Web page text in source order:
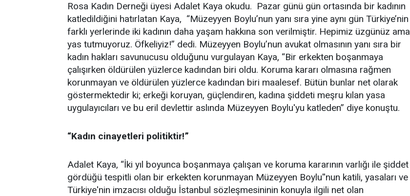
Rosa Kadın Derneği üyesi Adalet Kaya okudu. Pazar günü gün ortasında bir kadının
katledildiğini hatırlatan Kaya, “Müzeyyen Boylu’nun yanı sıra yine aynı gün Türkiye’nin
farklı yerlerinde iki kadının daha yaşam hakkına son verilmiştir. Hepimiz üzgünüz ama
yas tutmuyoruz. Öfkeliyiz!” dedi. Müzeyyen Boylu’nun avukat olmasının yanı sıra bir
kadın hakları savunucusu olduğunu vurgulayan Kaya, “Bir erkekten boşanmaya
çalışırken öldürülen yüzlerce kadından biri oldu. Koruma kararı olmasına rağmen
korunmayan ve öldürülen yüzlerce kadından biri maalesef. Bütün bunlar net olarak
göstermektedir ki; erkeği koruyan, güçlendiren, kadına şiddeti meşru kılan yasa
uygulayıcıları ve bu eril devlettir aslında Müzeyyen Boylu'yu katleden” diye konuştu.
“Kadın cinayetleri politiktir!”
Adalet Kaya, “İki yıl boyunca boşanmaya çalışan ve koruma kararının varlığı ile şiddet
gördüğü tespitli olan bir erkekten korunmayan Müzeyyen Boylu''nun katili, yasaları ve
Türkiye'nin imzacısı olduğu İstanbul sözleşmesininin konuyla ilgili net olan